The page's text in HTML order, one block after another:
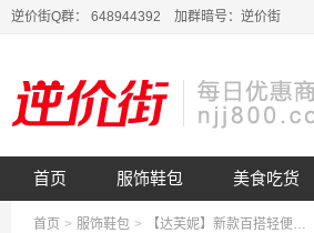
逆价街Q群： 648944392 加群暗号：逆价街
首页 服饰鞋包 美食吃货
首页 > 服饰鞋包 > 【达芙妮】新款百搭轻便运动休闲鞋